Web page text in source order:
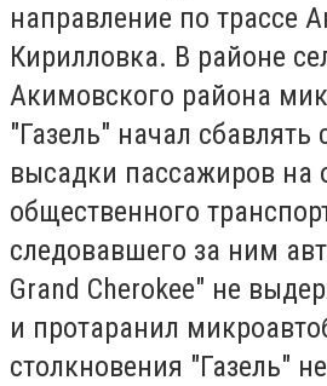
направление по трассе
Кирилловка. В районе
Акимовского района
"Газель" начал сбавлять
высадки пассажиров на
общественного
следовавшего за ним
Grand Cherokee" не
и протаранил
столкновения "Газель"